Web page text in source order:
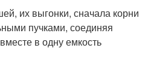
их выгонки, сначала корни
пучками, соединяя
в одну емкость